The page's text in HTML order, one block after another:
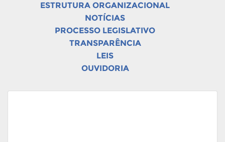
ESTRUTURA ORGANIZACIONAL
NOTÍCIAS
PROCESSO LEGISLATIVO
TRANSPARÊNCIA
LEIS
OUVIDORIA